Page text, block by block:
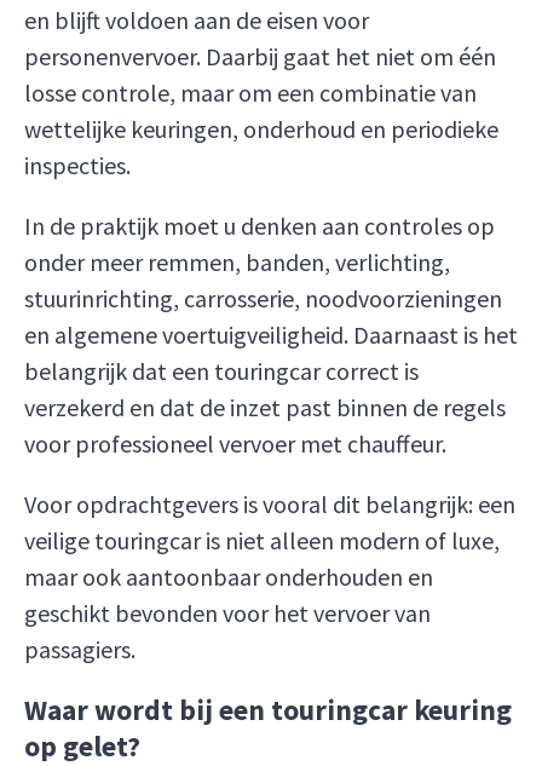
en blijft voldoen aan de eisen voor
personenvervoer. Daarbij gaat het niet om één
losse controle, maar om een combinatie van
wettelijke keuringen, onderhoud en periodieke
inspecties.
In de praktijk moet u denken aan controles op
onder meer remmen, banden, verlichting,
stuurinrichting, carrosserie, noodvoorzieningen
en algemene voertuigveiligheid. Daarnaast is het
belangrijk dat een touringcar correct is
verzekerd en dat de inzet past binnen de regels
voor professioneel vervoer met chauffeur.
Voor opdrachtgevers is vooral dit belangrijk: een
veilige touringcar is niet alleen modern of luxe,
maar ook aantoonbaar onderhouden en
geschikt bevonden voor het vervoer van
passagiers.
Waar wordt bij een touringcar keuring
op gelet?